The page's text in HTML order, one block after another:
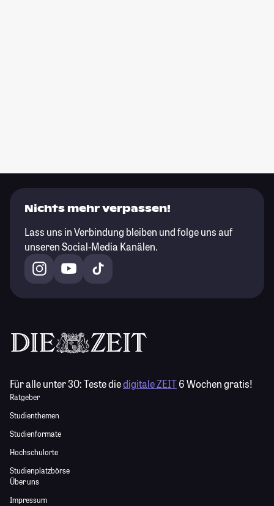
Nichts mehr verpassen!
Lass uns in Verbindung bleiben und folge uns auf
unseren Social-Media Kanälen.
Für alle unter 30:Teste diedigitale ZEIT6 Wochen gratis!
Ratgeber
Studienthemen
Studienformate
Hochschulorte
Studienplatzbörse
Über uns
Impressum